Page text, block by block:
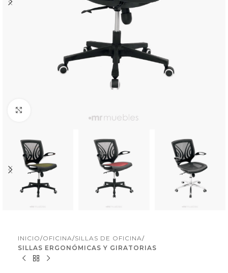
INICIO OFICINA SILLAS DE OFICINA
SILLAS ERGONÓMICAS Y GIRATORIAS